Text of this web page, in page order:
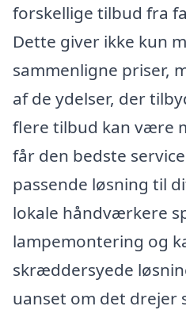
forskellige tilbud fra
Dette giver ikke kun
sammenligne priser,
af de ydelser, der
flere tilbud kan være
får den bedste
passende løsning til
lokale håndværkere
lampemontering og
skræddersyede
uanset om det drejer